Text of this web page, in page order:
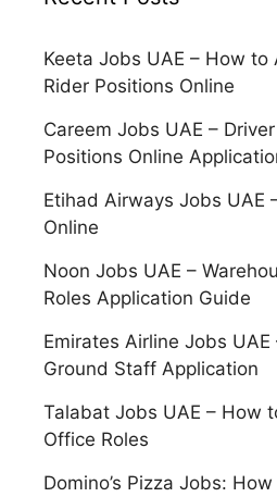
Keeta Jobs UAE – How to
Rider Positions Online
Careem Jobs UAE –
Positions Online
Etihad Airways Jobs UAE
Online
Noon Jobs UAE –
Roles Application Guide
Emirates Airline Jobs UAE
Ground Staff Application
Talabat Jobs UAE – How
Office Roles
Domino’s Pizza Jobs: